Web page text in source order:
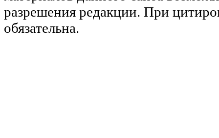
разрешения редакции. При
обязательна.